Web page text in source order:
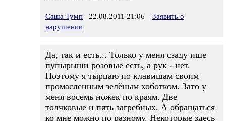
Саша Тумп 22.08.2011 21:06
Заявить о
нарушении
Да, так и есть... Только у меня сзаду ише
пупырыши розовые есть, а рук - нет.
Поэтому я тырцаю по клавишам своим
промасленным зелёным хоботком. Зато у
меня восемь ножек по краям. Две
толчковые и пять загребных. А обращаться
ко мне можно по разному. Некоторые здесь